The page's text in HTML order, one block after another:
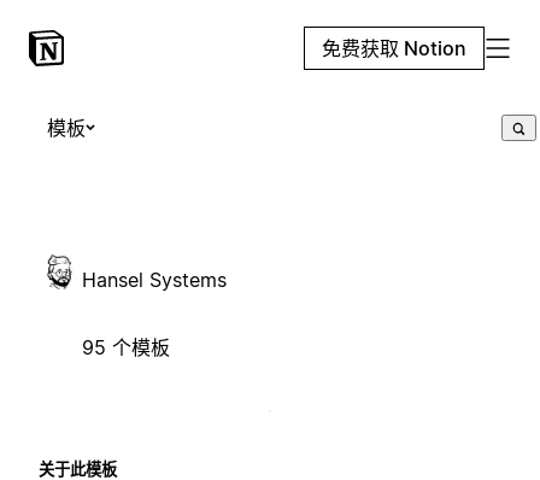
免费获取 Notion
模板
Hansel Systems
95 个模板
关于此模板